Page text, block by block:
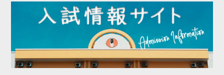
2021年12月
2021年09月